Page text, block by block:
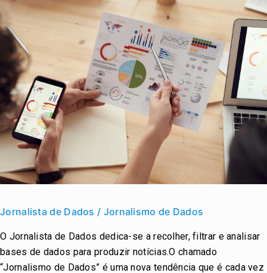
Jornalista de Dados / Jornalismo de Dados
O Jornalista de Dados dedica-se a recolher, filtrar e analisar
bases de dados para produzir notícias.O chamado
“Jornalismo de Dados” é uma nova tendência que é cada vez
de
/
Jornalismo
de